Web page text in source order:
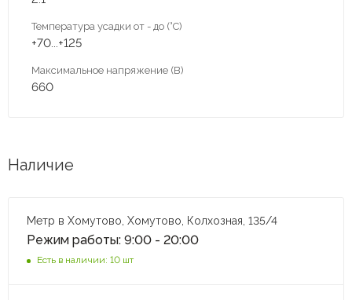
Температура усадки от - до (°C)
+70...+125
Максимальное напряжение (В)
660
Наличие
Метр в Хомутово, Хомутово, Колхозная, 135/4
Режим работы: 9:00 - 20:00
Есть в наличии: 10 шт